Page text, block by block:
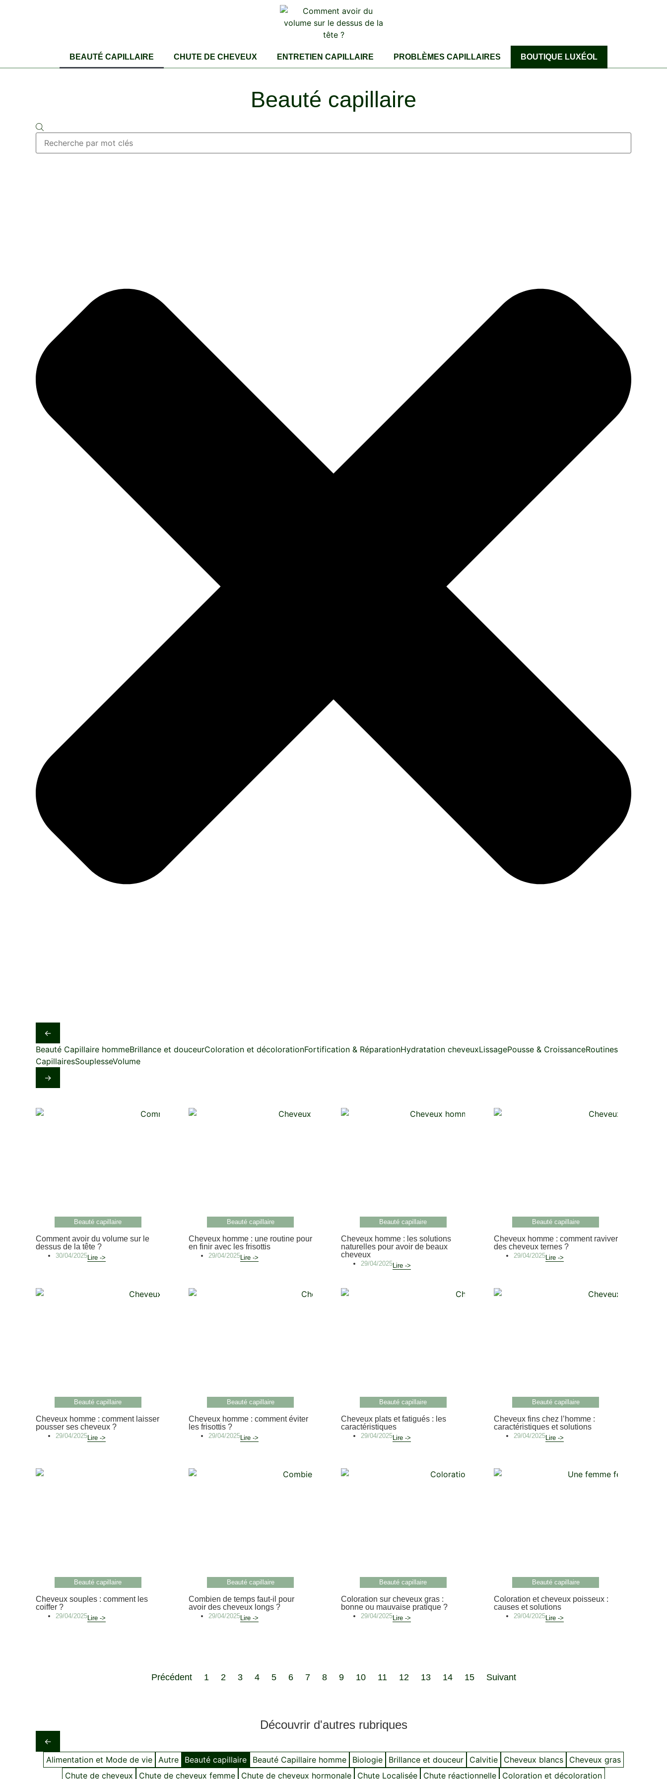
BEAUTÉ CAPILLAIRE CHUTE DE CHEVEUX ENTRETIEN CAPILLAIRE PROBLÈMES CAPILLAIRES BOUTIQUE LUXÉOL
Beauté capillaire
←
Beauté Capillaire hommeBrillance et douceurColoration et décolorationFortification & RéparationHydratation cheveuxLissagePousse & CroissanceRoutines
CapillairesSouplesseVolume
→
Beauté capillaire
Comment avoir du volume sur le
dessus de la tête ?
30/04/2025Lire ->
Beauté capillaire
Cheveux homme : une routine pour
en finir avec les frisottis
29/04/2025Lire ->
Beauté capillaire
Cheveux homme : les solutions
naturelles pour avoir de beaux
cheveux
29/04/2025Lire ->
Beauté capillaire
Cheveux homme : comment raviver
des cheveux ternes ?
29/04/2025Lire ->
Beauté capillaire
Cheveux homme : comment laisser
pousser ses cheveux ?
29/04/2025Lire ->
Beauté capillaire
Cheveux homme : comment éviter
les frisottis ?
29/04/2025Lire ->
Beauté capillaire
Cheveux plats et fatigués : les
caractéristiques
29/04/2025Lire ->
Beauté capillaire
Cheveux fins chez l’homme :
caractéristiques et solutions
29/04/2025Lire ->
Beauté capillaire
Cheveux souples : comment les
coiffer ?
29/04/2025Lire ->
Beauté capillaire
Combien de temps faut-il pour
avoir des cheveux longs ?
29/04/2025Lire ->
Beauté capillaire
Coloration sur cheveux gras :
bonne ou mauvaise pratique ?
29/04/2025Lire ->
Beauté capillaire
Coloration et cheveux poisseux :
causes et solutions
29/04/2025Lire ->
Précédent 1 2 3 4 5 6 7 8 9 10 11 12 13 14 15 Suivant
Découvrir d'autres rubriques
←
Alimentation et Mode de vie Autre Beauté capillaire Beauté Capillaire homme Biologie Brillance et douceur Calvitie Cheveux blancs
Cheveux gras
Chute de cheveux
Chute de cheveux femme Chute de cheveux hormonale Chute Localisée Chute réactionnelle Coloration et décoloration